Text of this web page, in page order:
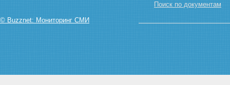
© Buzznet: Мониторинг СМИ
Поиск по документам